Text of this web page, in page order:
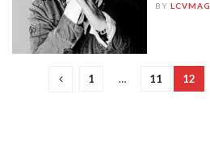
BY LCVMAG
1 … 11 12